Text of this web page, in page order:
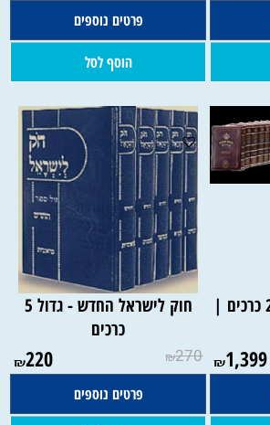
פרטים נוספים
הוסף לסל
נ"ך מקראות גדולות 25 כרכים |
₪1,399
חוק לישראל החדש - גדול 5
כרכים
₪270
₪220
פרטים נוספים